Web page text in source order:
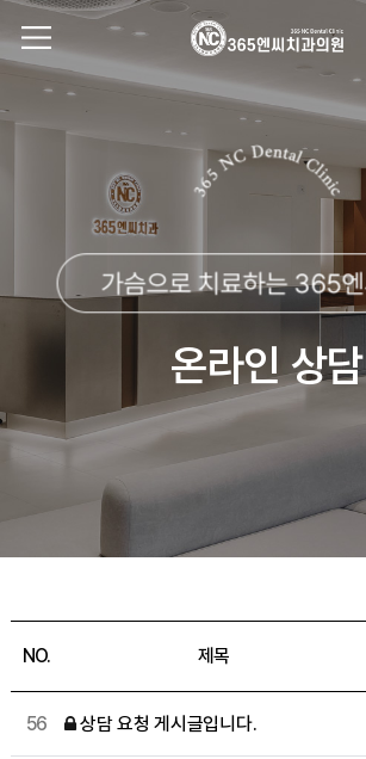
온라인 상담
NO. 제목
56 상담 요청 게시글입니다.